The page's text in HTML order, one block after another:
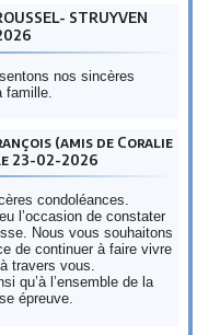
STRUYVEN
nos sincères
famille.
(amis de Coralie
23-02-2026
condoléances.
l’occasion de constater
Nous vous souhaitons
de continuer à faire vivre
travers vous.
qu’à l’ensemble de la
épreuve.